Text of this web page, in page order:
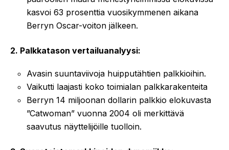
kasvoi 63 prosenttia vuosikymmenen aikana
Berryn Oscar-voiton jälkeen.
2. Palkkatason vertailuanalyysi:
Avasin suuntaviivoja huipputähtien palkkioihin.
Vaikutti laajasti koko toimialan palkkarakenteita
Berryn 14 miljoonan dollarin palkkio elokuvasta
”Catwoman” vuonna 2004 oli merkittävä
saavutus näyttelijöille tuolloin.